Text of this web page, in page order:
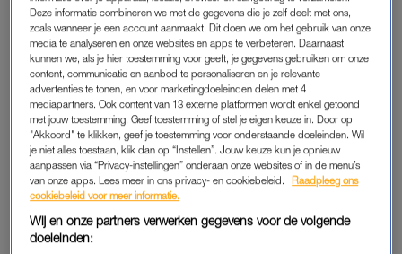
https://www.instagram.com/p/CCGfzMDJOIS/
2. KELLIE BROWN
Brown is een bodypositive-activist en bedacht de hashtag
#fatatfashionweek. Haar platform zet ze in om vrouwen ervan
te overtuigen dat elk lichaam goed genoeg is. Vol
zelfvertrouwen poseert ze in bikini, want ‘een lichaam in een
bikini ís eenbikini body ‘.
https://www.instagram.com/p/CCROGHWFCCo/
Deze informatie combineren we met de gegevens die je zelf deelt met ons,
zoals wanneer je een account aanmaakt. Dit doen we om het gebruik van onze
media te analyseren en onze websites en apps te verbeteren. Daarnaast
kunnen we, als je hier toestemming voor geeft, je gegevens gebruiken om onze
content, communicatie en aanbod te personaliseren en je relevante
advertenties te tonen, en voor marketingdoeleinden delen met 4
mediapartners. Ook content van 13 externe platformen wordt enkel getoond
met jouw toestemming. Geef toestemming of stel je eigen keuze in. Door op
"Akkoord" te klikken, geef je toestemming voor onderstaande doeleinden. Wil
je niet alles toestaan, klik dan op “Instellen”. Jouw keuze kun je opnieuw
aanpassen via “Privacy-instellingen” onderaan onze websites of in de menu’s
van onze apps. Lees meer in ons privacy- en cookiebeleid.
Raadpleeg ons
cookiebeleid voor meer informatie.
Wij en onze partners verwerken gegevens voor de volgende
doeleinden: